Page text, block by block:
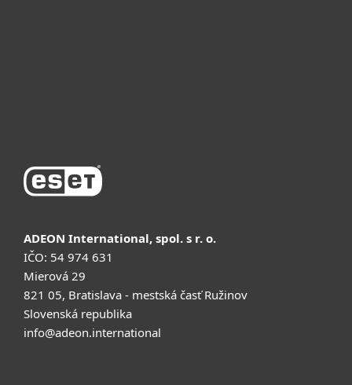
ADEON International, spol. s r. o.
IČO: 54 974 631
Mierová 29
821 05, Bratislava - mestská časť Ružinov
Slovenská republika
info@adeon.international